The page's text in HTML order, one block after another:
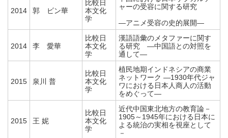
2014 郭 ビン華
比較日
本文化
学
ャーの受容に関する研究
―アニメ受容の史的展開―
2014 李 愛華
比較日
本文化
学
漢語語彙のメタファーに関す
る研究 ―中国語との対照を
通して―
2015 泉川 普
比較日
本文化
学
植民地期インドネシアの商業
ネットワーク ―1930年代ジャ
ワにおける日本人商人の活動
をめぐって―
2015 王 妮
比較日
本文化
学
近代中国東北地方の教育論－
1905～1945年における日本に
よる統治の実相を視座として
－